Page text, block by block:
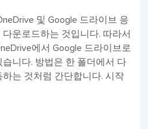
및 Google 드라이브 응
운로드하는 것입니다. 따라서
에서 Google 드라이브로
니다. 방법은 한 폴더에서 다
는 것처럼 간단합니다. 시작